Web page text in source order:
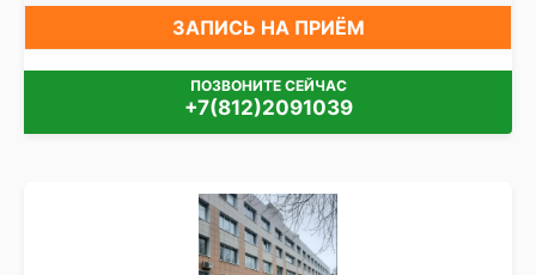
ЗАПИСЬ НА ПРИЁМ
ПОЗВОНИТЕ СЕЙЧАС
+7(812)2091039